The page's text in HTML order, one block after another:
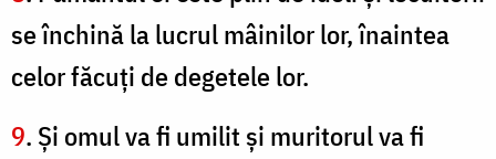
se închină la lucrul mâinilor lor, înaintea
celor făcuţi de degetele lor.
9. Şi omul va fi umilit şi muritorul va fi